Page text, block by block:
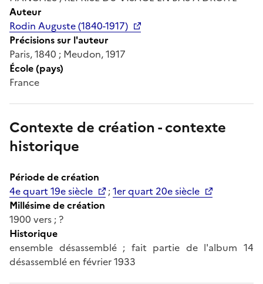
Auteur
Rodin Auguste (1840-1917)
Précisions sur l'auteur
Paris, 1840 ; Meudon, 1917
École (pays)
France
Contexte de création - contexte
historique
Période de création
4e quart 19e siècle
;1er quart 20e siècle
Millésime de création
1900 vers ; ?
Historique
ensemble désassemblé ; fait partie de l'album 14
désassemblé en février 1933